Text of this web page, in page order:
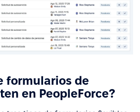
formularios de
en PeopleForce?